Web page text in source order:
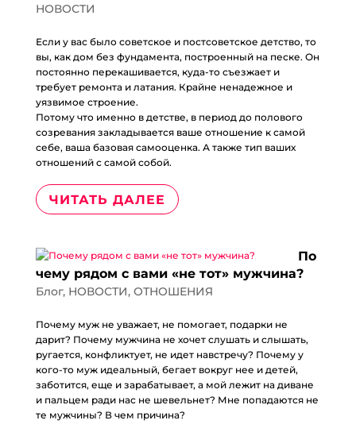
НОВОСТИ
Если у вас было советское и постсоветское детство, то
вы, как дом без фундамента, построенный на песке. Он
постоянно перекашивается, куда-то съезжает и
требует ремонта и латания. Крайне ненадежное и
уязвимое строение.
Потому что именно в детстве, в период до полового
созревания закладывается ваше отношение к самой
себе, ваша базовая самооценка. А также тип ваших
отношений с самой собой.
ЧИТАТЬ ДАЛЕЕ
По
чему рядом с вами «не тот» мужчина?
Блог, НОВОСТИ, ОТНОШЕНИЯ
Почему муж не уважает, не помогает, подарки не
дарит? Почему мужчина не хочет слушать и слышать,
ругается, конфликтует, не идет навстречу? Почему у
кого-то муж идеальный, бегает вокруг нее и детей,
заботится, еще и зарабатывает, а мой лежит на диване
и пальцем ради нас не шевельнет? Мне попадаются не
те мужчины? В чем причина?